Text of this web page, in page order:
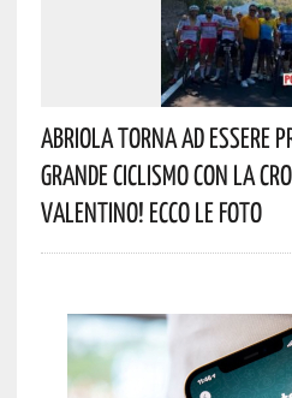
Abriola Torna Ad Essere
Grande Ciclismo Con La
Valentino! Ecco Le Foto